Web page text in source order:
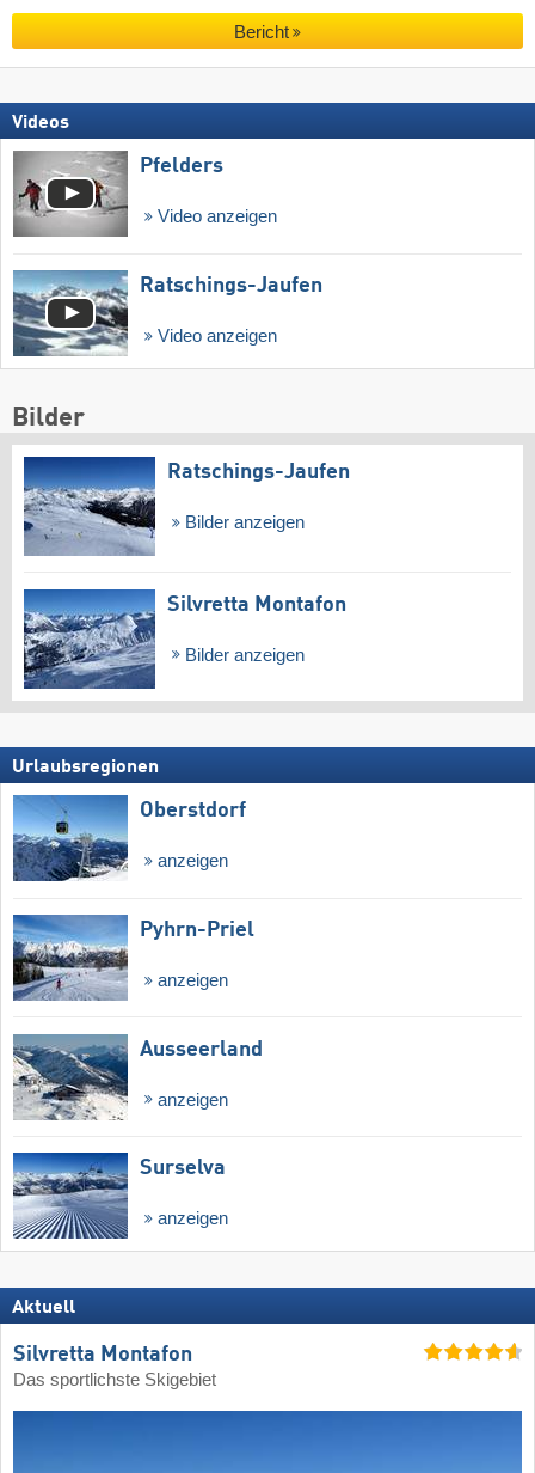
Bericht
Videos
Pfelders
Video anzeigen
Ratschings-Jaufen
Video anzeigen
Bilder
Ratschings-Jaufen
Bilder anzeigen
Silvretta Montafon
Bilder anzeigen
Urlaubsregionen
Oberstdorf
anzeigen
Pyhrn-Priel
anzeigen
Ausseerland
anzeigen
Surselva
anzeigen
Aktuell
Silvretta Montafon
Das sportlichste Skigebiet